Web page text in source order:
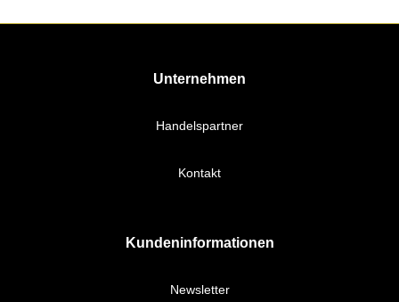
Unternehmen
Handelspartner
Kontakt
Kundeninformationen
Newsletter